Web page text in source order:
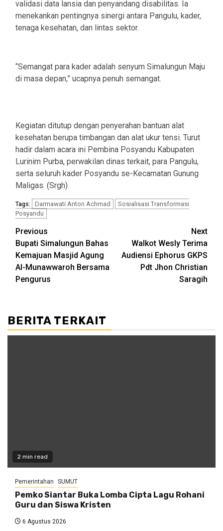
validasi data lansia dan penyandang disabilitas. Ia
menekankan pentingnya sinergi antara Pangulu, kader,
tenaga kesehatan, dan lintas sektor.
“Semangat para kader adalah senyum Simalungun Maju
di masa depan,” ucapnya penuh semangat.
Kegiatan ditutup dengan penyerahan bantuan alat
kesehatan berupa timbangan dan alat ukur tensi. Turut
hadir dalam acara ini Pembina Posyandu Kabupaten
Lurinim Purba, perwakilan dinas terkait, para Pangulu,
serta seluruh kader Posyandu se-Kecamatan Gunung
Maligas. (Srgh)
Tags: Darmawati Anton Achmad
Sosialisasi Transformasi
Posyandu
Post
navigation
Previous
Bupati Simalungun Bahas
Kemajuan Masjid Agung
Al-Munawwaroh Bersama
Pengurus
Next
Walkot Wesly Terima
Audiensi Ephorus GKPS
Pdt Jhon Christian
Saragih
BERITA TERKAIT
2 min read
Pemerintahan SUMUT
Pemko Siantar Buka Lomba Cipta Lagu Rohani
Guru dan Siswa Kristen
6 Agustus 2026